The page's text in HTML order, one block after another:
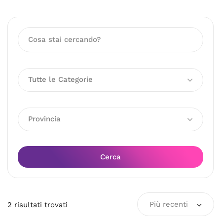
Tutte le Categorie
Provincia
Cerca
2 risultati trovati Più recenti